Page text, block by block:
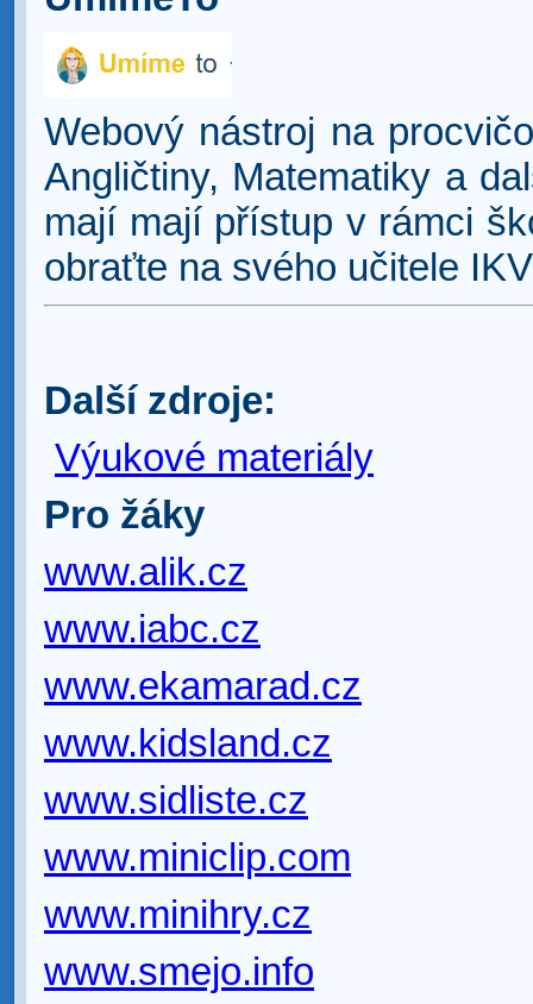
Webový nástroj na
Angličtiny, Matematiky a
mají mají přístup v rámci
obraťte na svého učitele
Další zdroje:
Výukové materiály
Pro žáky
www.alik.cz
www.iabc.cz
www.ekamarad.cz
www.kidsland.cz
www.sidliste.cz
www.miniclip.com
www.minihry.cz
www.smejo.info